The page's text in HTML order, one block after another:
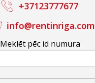
Meklēt pēc id numura
info@rentinriga.com
+37123777677